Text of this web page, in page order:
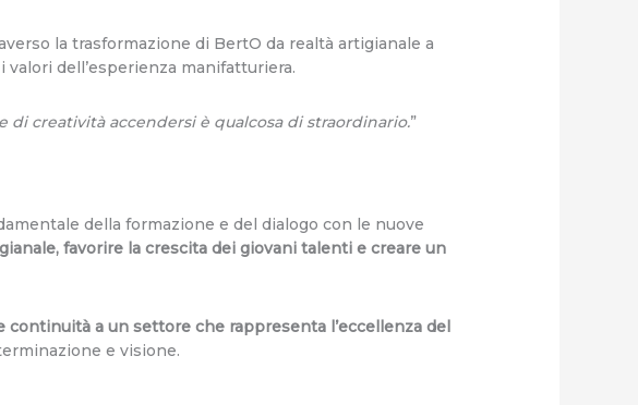
la trasformazione di BertO da realtà artigianale a
dell’esperienza manifatturiera.
creatività accendersi è qualcosa di straordinario.”
della formazione e del dialogo con le nuove
favorire la crescita dei giovani talenti e creare un
continuità a un settore che rappresenta l’eccellenza del
e visione.